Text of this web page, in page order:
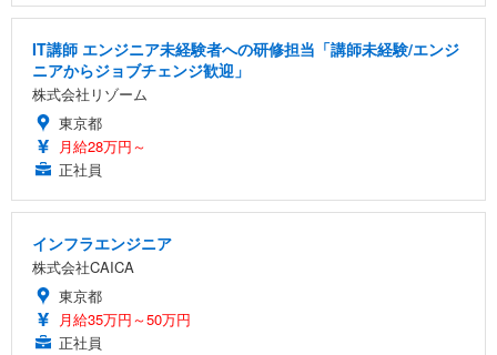
IT講師 エンジニア未経験者への研修担当「講師未経験/エンジ
ニアからジョブチェンジ歓迎」
株式会社リゾーム
東京都
月給28万円～
正社員
インフラエンジニア
株式会社CAICA
東京都
月給35万円～50万円
正社員